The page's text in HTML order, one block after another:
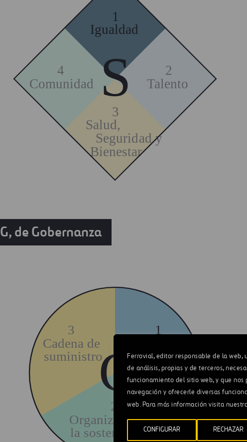
Ferrovial, editor responsable de la web,
de análisis, propias y de terceros,
funcionamiento del sitio web, y que nos
navegación y ofrecerle diversas
web. Para más información visita
CONFIGURAR RECHAZAR
1
Igualdad
3
Salud,
Seguridad y
Bienestar
4
Comunidad
2
Talento
S
G, de Gobernanza
1
Gobierno
2
Organización de
la sostenibilidad
3
Cadena de
suministroG